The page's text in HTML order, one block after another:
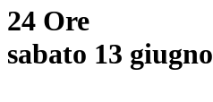
24 Ore
sabato 13 giugno